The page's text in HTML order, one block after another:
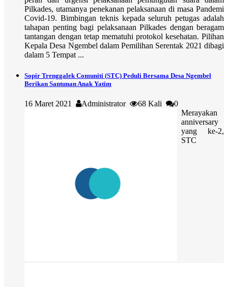
Pilkades, utamanya penekanan pelaksanaan di masa Pandemi
Covid-19. Bimbingan teknis kepada seluruh petugas adalah
tahapan penting bagi pelaksanaan Pilkades dengan beragam
tantangan dengan tetap mematuhi protokol kesehatan. Pilihan
Kepala Desa Ngembel dalam Pemilihan Serentak 2021 dibagi
dalam 5 Tempat ...
Sopir Trenggalek Comuniti (STC) Peduli Bersama Desa Ngembel
Berikan Santunan Anak Yatim
16 Maret 2021 Administrator 68 Kali
0
Merayakan
anniversary
yang ke-2,
STC